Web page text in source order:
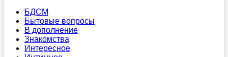
БДСМ
Бытовые вопросы
В дополнение
Знакомства
Интересное